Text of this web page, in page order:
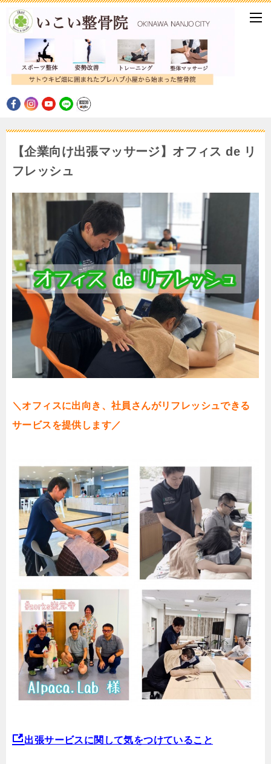
【企業向け出張マッサージ】オフィス de リ
フレッシュ
＼オフィスに出向き、社員さんがリフレッシュできる
サービスを提供します／
出張サービスに関して気をつけていること